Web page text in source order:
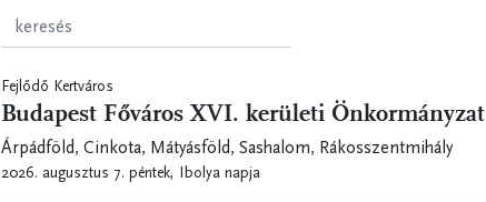
Fejlődő Kertváros
Budapest Főváros XVI. kerületi Önkormányzat
Árpádföld, Cinkota, Mátyásföld, Sashalom, Rákosszentmihály
2026. augusztus 7. péntek, Ibolya napja